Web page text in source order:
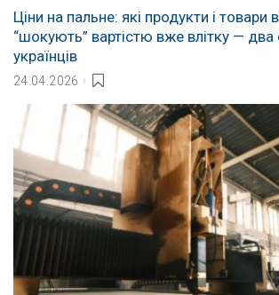
Ціни на пальне: які продукти і товари в
“шокують” вартістю вже влітку — два
українців
24.04.2026